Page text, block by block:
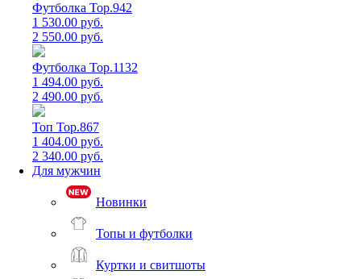
Футболка Top.942
1 530.00 руб.
2 550.00 руб.
Футболка Top.1132
1 494.00 руб.
2 490.00 руб.
Топ Top.867
1 404.00 руб.
2 340.00 руб.
Для мужчин
Новинки
Топы и футболки
Куртки и свитшоты